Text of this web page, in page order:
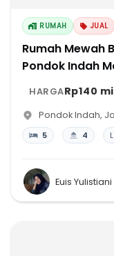
RUMAH JUAL
Rumah Mewah
Pondok Indah
HARGARp140
Pondok Indah,
5 4
Euis Yulistiani